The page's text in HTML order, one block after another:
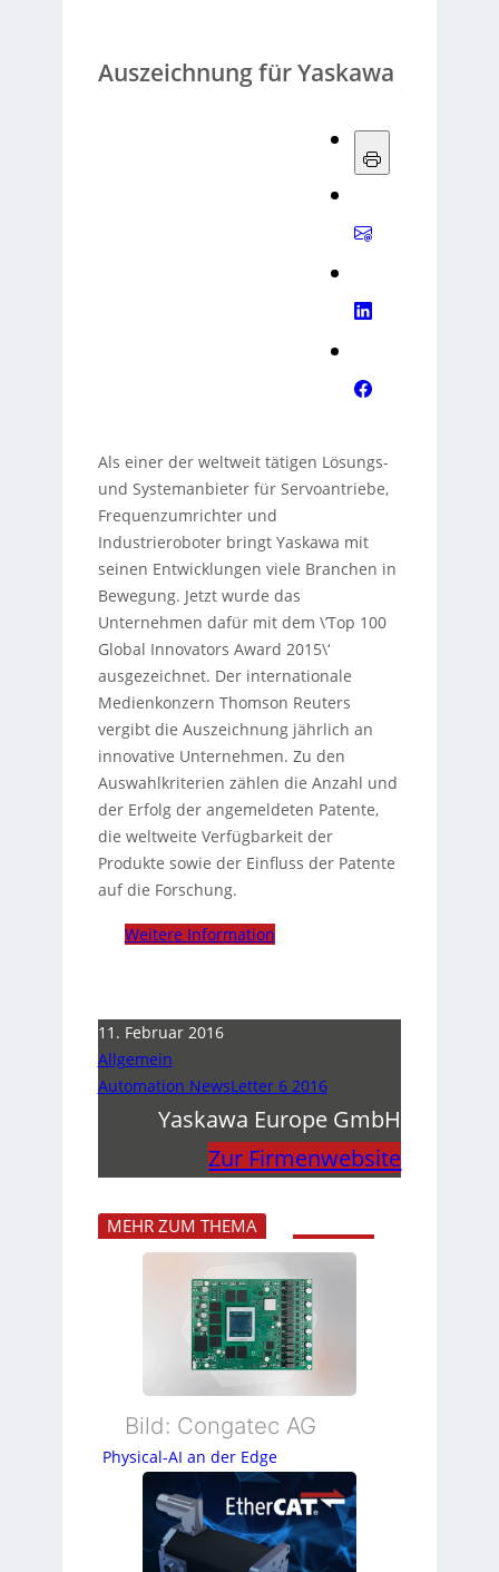
Auszeichnung für Yaskawa
Als einer der weltweit tätigen Lösungs-
und Systemanbieter für Servoantriebe,
Frequenzumrichter und
Industrieroboter bringt Yaskawa mit
seinen Entwicklungen viele Branchen in
Bewegung. Jetzt wurde das
Unternehmen dafür mit dem \’Top 100
Global Innovators Award 2015\‘
ausgezeichnet. Der internationale
Medienkonzern Thomson Reuters
vergibt die Auszeichnung jährlich an
innovative Unternehmen. Zu den
Auswahlkriterien zählen die Anzahl und
der Erfolg der angemeldeten Patente,
die weltweite Verfügbarkeit der
Produkte sowie der Einfluss der Patente
auf die Forschung.
Weitere Information
11. Februar 2016
Allgemein
Automation NewsLetter 6 2016
Yaskawa Europe GmbH
Zur Firmenwebsite
MEHR ZUM THEMA
Bild: Congatec AG
Physical-AI an der Edge